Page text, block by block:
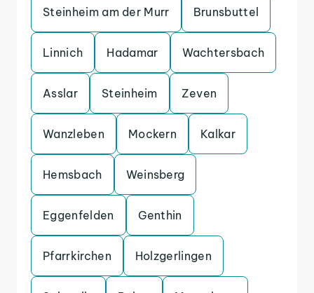
Steinheim am der Murr Brunsbuttel
Linnich Hadamar Wachtersbach
Asslar Steinheim Zeven
Wanzleben Mockern Kalkar
Hemsbach Weinsberg
Eggenfelden Genthin
Pfarrkirchen Holzgerlingen